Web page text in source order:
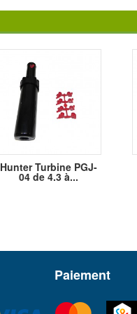
Hunter Turbine PGJ-
04 de 4.3 à...
Paiement